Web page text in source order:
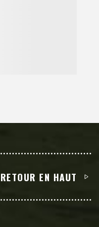
RETOUR EN HAUT